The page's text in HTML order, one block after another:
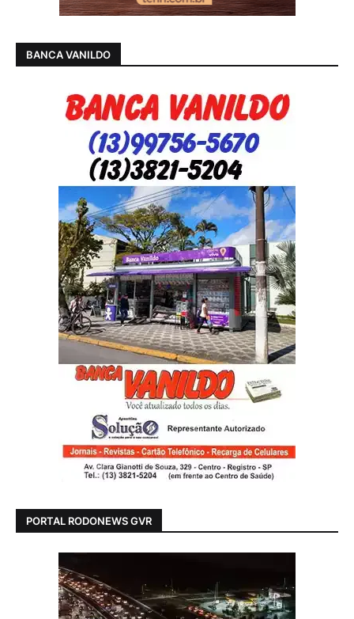
BANCA VANILDO
PORTAL RODONEWS GVR